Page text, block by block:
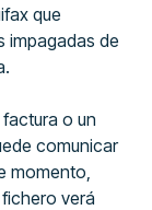
que
impagadas de
o un
comunicar
momento,
verá